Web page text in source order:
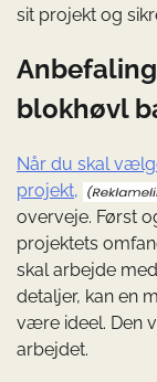
sit projekt og
blokhøvl
Når du skal
projekt,
overveje. Først
projektets
skal arbejde
detaljer, kan en
være ideel. Den
arbejdet.